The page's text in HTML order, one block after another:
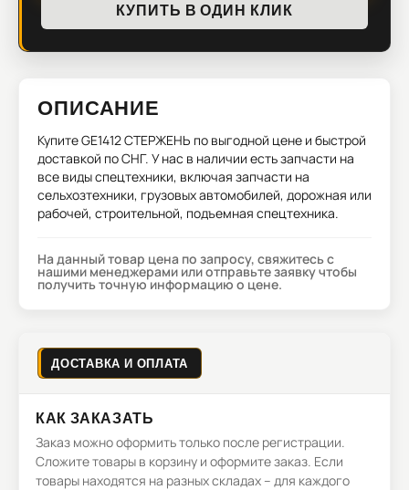
КУПИТЬ В ОДИН КЛИК
ОПИСАНИЕ
КупитеGE1412 СТЕРЖЕНЬ по выгодной цене и быстрой
доставкой по СНГ. У нас в наличии есть запчасти на
все виды спецтехники, включая запчасти на
сельхозтехники, грузовых автомобилей, дорожная или
рабочей, строительной, подъемная спецтехника.
На данный товар цена по запросу, свяжитесь с
нашими менеджерами или отправьте заявку чтобы
получить точную информацию о цене.
ДОСТАВКА И ОПЛАТА
КАК ЗАКАЗАТЬ
Заказ можно оформить только после регистрации.
Сложите товары в корзину и оформите заказ. Если
товары находятся на разных складах – для каждого